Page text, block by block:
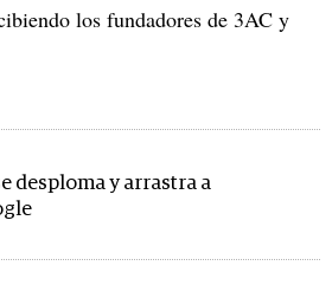
los fundadores de 3AC y
desploma y arrastra a